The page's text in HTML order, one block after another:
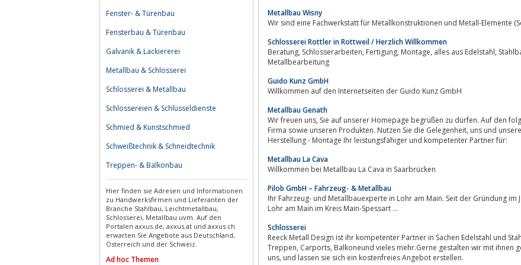
Fenster- & Türenbau
Fensterbau & Türenbau
Galvanik & Lackiererei
Metallbau & Schlosserei
Schlosserei & Metallbau
Schlossereien & Schlüsseldienste
Schmied & Kunstschmied
Schweißtechnik & Schneidtechnik
Treppen- & Balkonbau
Hier finden sie Adresen und Informationen
zu Handwerksfirmen und Lieferanten der
Branche Stahlbau, Leichtmetallbau,
Schlosserei, Metallbau uvm. Auf den
Portalen axxus.de, axxus.at und axxus.ch
erwarten Sie Angebote aus Deutschland,
Österreich und der Schweiz.
Ad hoc Themen
Metallbau Wisny
Wir sind eine Fachwerkstatt für Metallkonstruktionen und Metall-Elemente
Schlosserei Rottler in Rottweil / Herzlich Willkommen
Beratung, Schlosserarbeiten, Fertigung, Montage, alles aus Edelstahl, Stahlbauarbeiten, Geländer, Gitter, Tore, Reparaturen,
Metallbearbeitung
Guido Kunz GmbH
Willkommen auf den Internetseiten der Guido Kunz GmbH
Metallbau Genath
Wir freuen uns, Sie auf unserer Homepage begrüßen zu dürfen. Auf den folgenden Seiten finden Sie Informationen zu unserer
Firma sowie unseren Produkten. Nutzen Sie die Gelegenheit, uns und unsere Arbeiten kennen zu lernen. Beratung - Planung -
Herstellung - Montage Ihr leistungsfähiger und kompetenter Partner für:
Metallbau La Cava
Willkommen bei Metallbau La Cava in Saarbrücken
Pilob GmbH – Fahrzeug- & Metallbau
Ihr Fahrzeug- und Metallbauexperte in Lohr am Main. Seit der Gründung
Lohr am Main im Kreis Main-Spessart ...
Schlosserei
Reeck Metall Design ist ihr kompetenter Partner in Sachen Edelstahl und Stahl.Wir
Treppen, Carports, Balkoneund vieles mehr.Gerne gestalten wir mit ihnen gemeinsam ihr nächstes Projekt. Kontaktieren sie
uns, und lassen sie sich ein kostenfreies Angebot erstellen.